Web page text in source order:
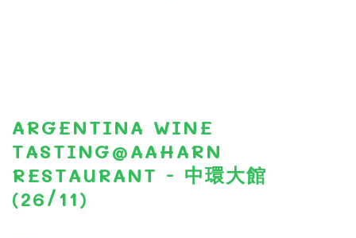
ARGENTINA WINE
TASTING@AAHARN
RESTAURANT - 中環大館
(26/11)